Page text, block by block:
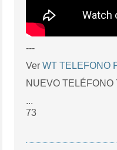
---
VerWT TELEFONO
NUEVO TELÉFONO
...
73